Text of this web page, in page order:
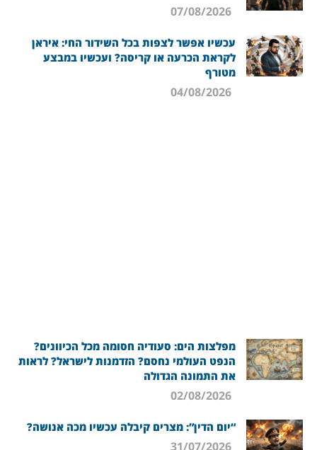
עכשיו אפשר לצפות בכל השידור החי: איראן
לקראת הכרעה או קריסה? ועכשיו במבצע
מטורף
מפלצות הים: סעודיה חסומה מכל הכיוונים?
הנפט העולמי נחסם? הזדמנות לישראל? לראות
את התמונה הגדולה
“יום הדין”: מצרים קיבלה עכשיו מכה אנושה?